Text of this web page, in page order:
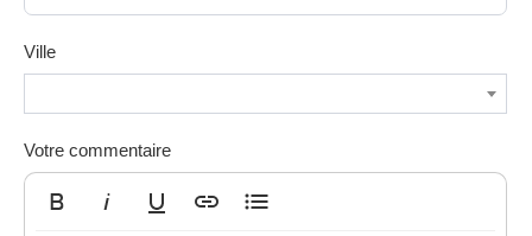
Ville
Votre commentaire